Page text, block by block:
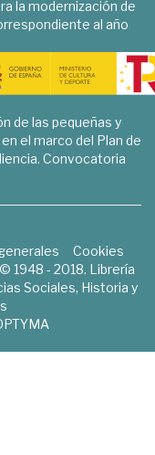
la modernización de
al año
de las pequeñas y
el marco del Plan de
Convocatoria
Cookies
1948 - 2018. Librería
Sociales, Historia y